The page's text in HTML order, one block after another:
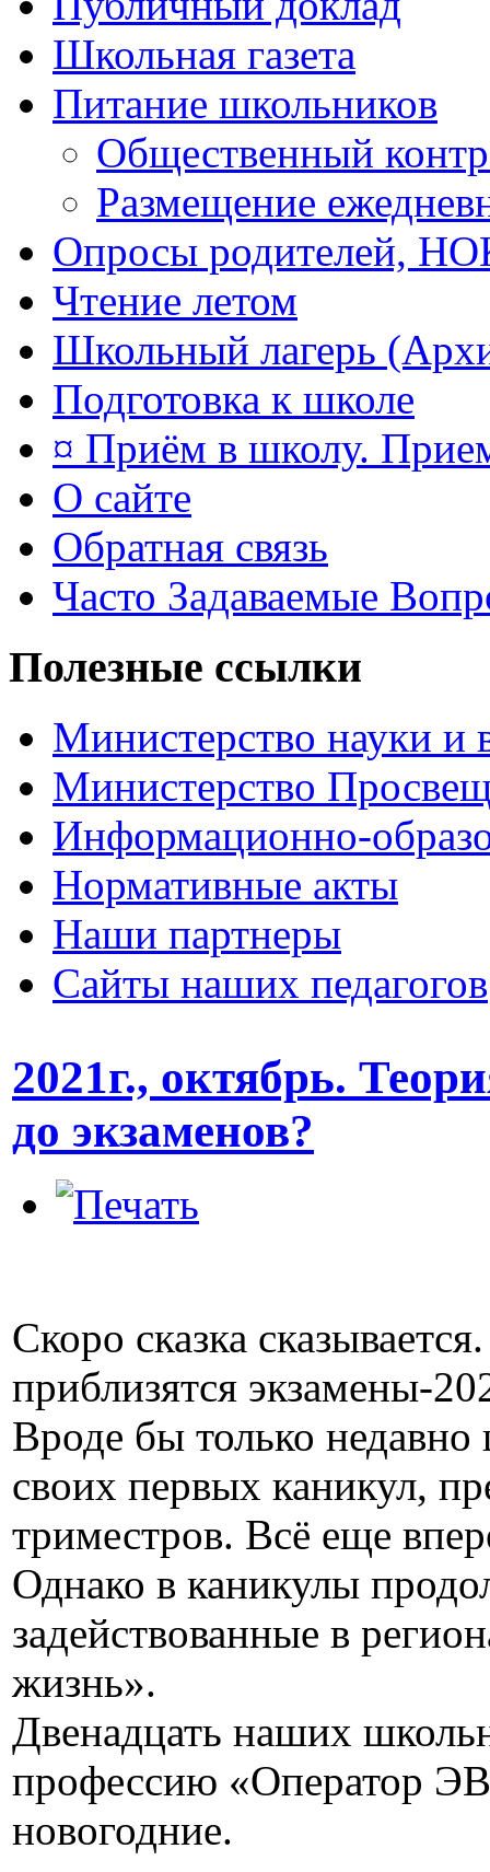
Школьная газета
Питание школьников
Общественный
Размещение
Опросы родителей,
Чтение летом
Школьный лагерь
Подготовка к школе
¤ Приём в школу.
О сайте
Обратная связь
Часто Задаваемые
Полезные ссылки
Министерство науки и
Министерство
Информационно-
Нормативные акты
Наши партнеры
Сайты наших педагогов
2021г., октябрь.
до экзаменов?
Скоро сказка
приблизятся экзамены-
Вроде бы только
своих первых каникул,
триместров. Всё еще
Однако в каникулы
задействованные в
жизнь».
Двенадцать наших
профессию «Оператор
новогодние.